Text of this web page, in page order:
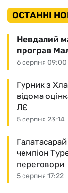
ОСТАННІ
6 серпня 09:00
Невдалий
програв
5 серпня 23:14
Гурник з
відома
ЛЄ
5 серпня 17:22
Галатасарай
чемпіон
переговори